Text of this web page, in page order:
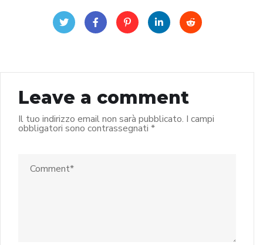
Leave a comment
Il tuo indirizzo email non sarà pubblicato. I campi
obbligatori sono contrassegnati *